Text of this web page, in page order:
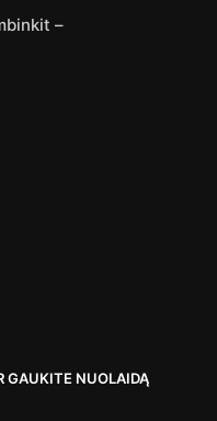
–
GAUKITE NUOLAIDĄ